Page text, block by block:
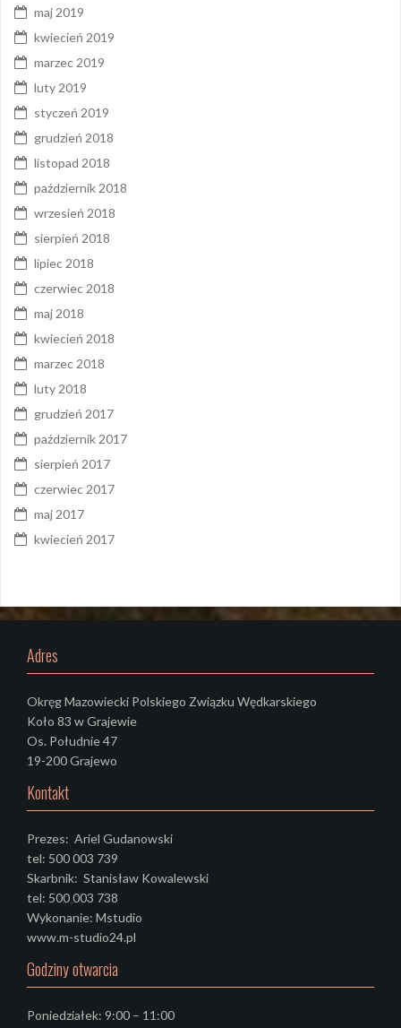
maj 2019
kwiecień 2019
marzec 2019
luty 2019
styczeń 2019
grudzień 2018
listopad 2018
październik 2018
wrzesień 2018
sierpień 2018
lipiec 2018
czerwiec 2018
maj 2018
kwiecień 2018
marzec 2018
luty 2018
grudzień 2017
październik 2017
sierpień 2017
czerwiec 2017
maj 2017
kwiecień 2017
Adres
Okręg Mazowiecki Polskiego Związku Wędkarskiego
Koło 83 w Grajewie
Os. Południe 47
19-200 Grajewo
Kontakt
Prezes: Ariel Gudanowski
tel: 500 003 739
Skarbnik: Stanisław Kowalewski
tel: 500 003 738
Wykonanie: Mstudio
www.m-studio24.pl
Godziny otwarcia
Poniedziałek: 9:00 – 11:00